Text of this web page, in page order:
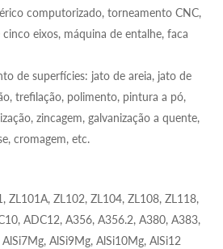
computorizado, torneamento CNC,
eixos, máquina de entalhe, faca
de superfícies: jato de areia, jato de
trefilação, polimento, pintura a pó,
zincagem, galvanização a quente,
cromagem, etc.
ZL101A, ZL102, ZL104, ZL108, ZL118,
ADC12, A356, A356.2, A380, A383,
AlSi9Mg, AlSi10Mg, AlSi12